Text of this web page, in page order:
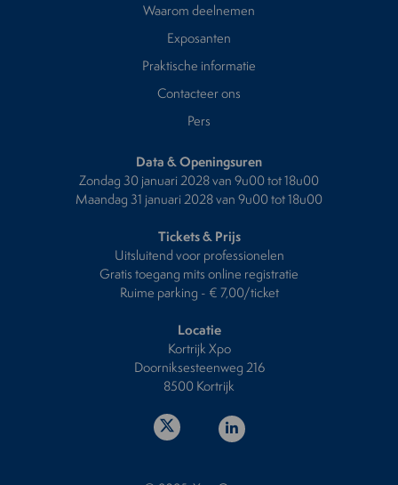
Waarom deelnemen
Exposanten
Praktische informatie
Contacteer ons
Pers
Data & Openingsuren
Zondag 30 januari 2028 van 9u00 tot 18u00
Maandag 31 januari 2028 van 9u00 tot 18u00
Tickets & Prijs
Uitsluitend voor professionelen
Gratis toegang mits online registratie
Ruime parking - € 7,00/ticket
Locatie
Kortrijk Xpo
Doorniksesteenweg 216
8500 Kortrijk